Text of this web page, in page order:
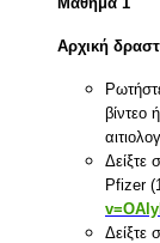
Αρχική
βίντεο
Δείξτε
Pfizer
Δείξτε